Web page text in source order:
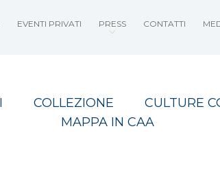
EVENTI PRIVATI PRESS CONTATTI
COLLEZIONE
CULTURE
MAPPA IN CAA